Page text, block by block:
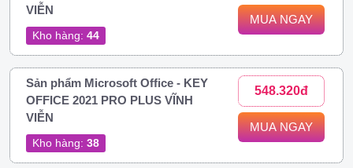
VIỄN
Kho hàng: 44
MUA NGAY
Sản phẩm Microsoft Office - KEY
OFFICE 2021 PRO PLUS VĨNH
VIỄN
Kho hàng: 38
548.320đ
MUA NGAY